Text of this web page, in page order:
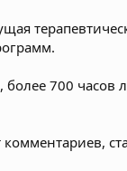
более 700 часов